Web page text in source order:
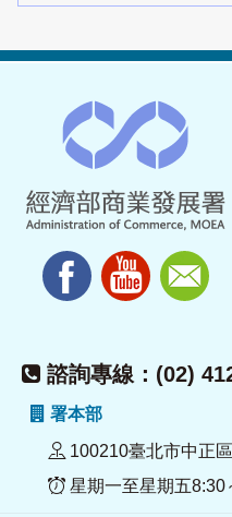
諮詢專線：(02)
署本部
100210臺北市中正
星期一至星期五8:30